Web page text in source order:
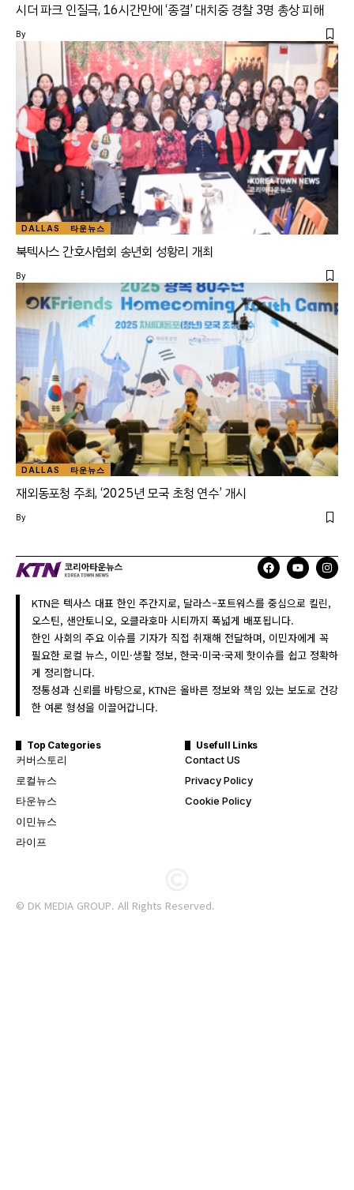
시더 파크 인질극, 16시간만에 ‘종결’ 대치중 경찰 3명 총상 피해
By
DALLAS 타운뉴스
북텍사스 간호사협회 송년회 성황리 개최
By
DALLAS 타운뉴스
재외동포청 주최, ‘2025년 모국 초청 연수’ 개시
By
KTN은 텍사스 대표 한인 주간지로, 달라스–포트워스를 중심으로 킬린,
오스틴, 샌안토니오, 오클라호마 시티까지 폭넓게 배포됩니다.
한인 사회의 주요 이슈를 기자가 직접 취재해 전달하며, 이민자에게 꼭
필요한 로컬 뉴스, 이민·생활 정보, 한국·미국·국제 핫이슈를 쉽고 정확하
게 정리합니다.
정통성과 신뢰를 바탕으로, KTN은 올바른 정보와 책임 있는 보도로 건강
한 여론 형성을 이끌어갑니다.
Top Categories
커버스토리
로컬뉴스
타운뉴스
이민뉴스
라이프
Usefull Links
Contact US
Privacy Policy
Cookie Policy
© DK MEDIA GROUP. All Rights Reserved.